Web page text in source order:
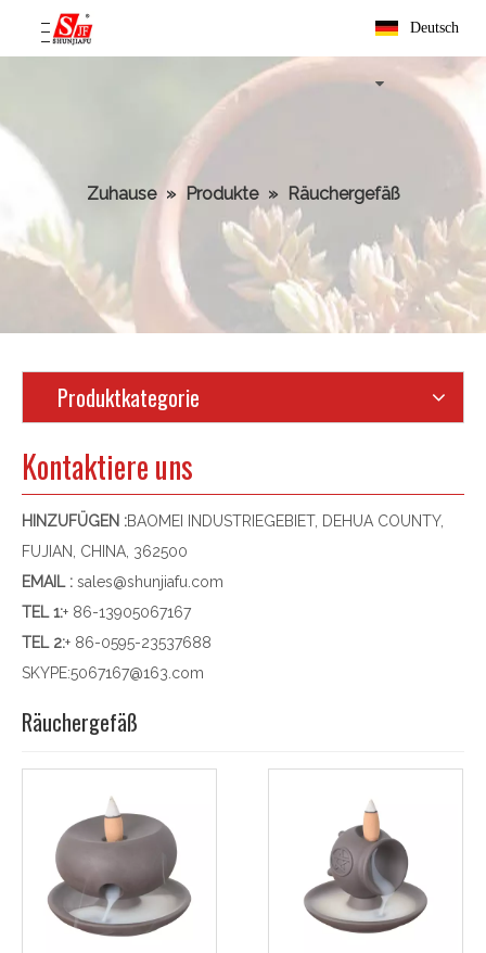
Deutsch
Zuhause » Produkte » Räuchergefäß
Produktkategorie
Kontaktiere uns
HINZUFÜGEN :BAOMEI INDUSTRIEGEBIET, DEHUA COUNTY,
FUJIAN, CHINA, 362500
EMAIL : sales@shunjiafu.com
TEL 1:+ 86-13905067167
TEL 2:+ 86-0595-23537688
SKYPE:5067167@163.com
Räuchergefäß